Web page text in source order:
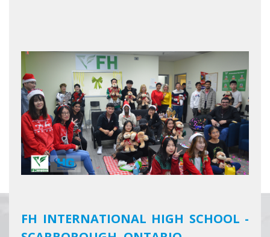
FH INTERNATIONAL HIGH SCHOOL -